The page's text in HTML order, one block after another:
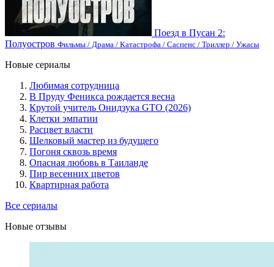
Поезд в Пусан 2:
Полуостров Фильмы / Драма / Катастрофа / Саспенс / Триллер / Ужасы
Новые сериалы
Любимая сотрудница
В Пруду Феникса рождается весна
Крутой учитель Онидзука GTO (2026)
Клетки эмпатии
Расцвет власти
Шелковый мастер из будущего
Погоня сквозь время
Опасная любовь в Таиланде
Пир весенних цветов
Квартирная работа
Все сериалы
Новые отзывы